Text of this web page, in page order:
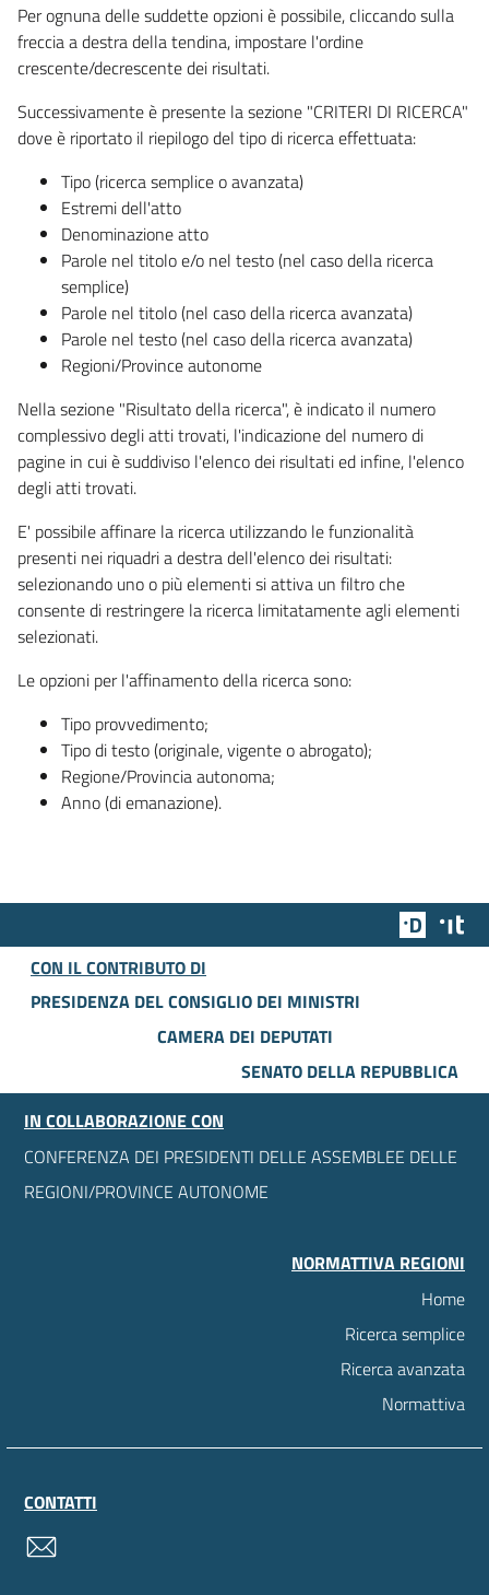
Per ognuna delle suddette opzioni è possibile, cliccando sulla
freccia a destra della tendina, impostare l'ordine
crescente/decrescente dei risultati.
Successivamente è presente la sezione "CRITERI DI RICERCA"
dove è riportato il riepilogo del tipo di ricerca effettuata:
Tipo (ricerca semplice o avanzata)
Estremi dell'atto
Denominazione atto
Parole nel titolo e/o nel testo (nel caso della ricerca
semplice)
Parole nel titolo (nel caso della ricerca avanzata)
Parole nel testo (nel caso della ricerca avanzata)
Regioni/Province autonome
Nella sezione "Risultato della ricerca", è indicato il numero
complessivo degli atti trovati, l'indicazione del numero di
pagine in cui è suddiviso l'elenco dei risultati ed infine, l'elenco
degli atti trovati.
E' possibile affinare la ricerca utilizzando le funzionalità
presenti nei riquadri a destra dell'elenco dei risultati:
selezionando uno o più elementi si attiva un filtro che
consente di restringere la ricerca limitatamente agli elementi
selezionati.
Le opzioni per l'affinamento della ricerca sono:
Tipo provvedimento;
Tipo di testo (originale, vigente o abrogato);
Regione/Provincia autonoma;
Anno (di emanazione).
Team
CON IL CONTRIBUTO DI
PRESIDENZA DEL CONSIGLIO DEI MINISTRI
CAMERA DEI DEPUTATI
SENATO DELLA REPUBBLICA
IN COLLABORAZIONE CON
CONFERENZA DEI PRESIDENTI DELLE ASSEMBLEE DELLE
REGIONI/PROVINCE AUTONOME
NORMATTIVA REGIONI
Home
Ricerca semplice
Ricerca avanzata
Normattiva
CONTATTI